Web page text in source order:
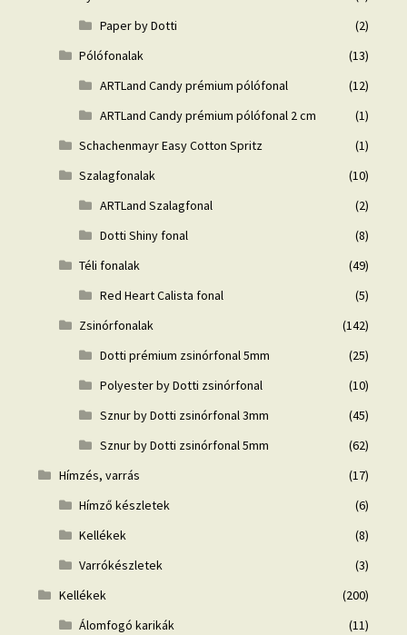
Paper by Dotti
(2)
Pólófonalak
(13)
ARTLand Candy prémium pólófonal
(12)
ARTLand Candy prémium pólófonal 2 cm
(1)
Schachenmayr Easy Cotton Spritz
(1)
Szalagfonalak
(10)
ARTLand Szalagfonal
(2)
Dotti Shiny fonal
(8)
Téli fonalak
(49)
Red Heart Calista fonal
(5)
Zsinórfonalak
(142)
Dotti prémium zsinórfonal 5mm
(25)
Polyester by Dotti zsinórfonal
(10)
Sznur by Dotti zsinórfonal 3mm
(45)
Sznur by Dotti zsinórfonal 5mm
(62)
Hímzés, varrás
(17)
Hímző készletek
(6)
Kellékek
(8)
Varrókészletek
(3)
Kellékek
(200)
Álomfogó karikák
(11)